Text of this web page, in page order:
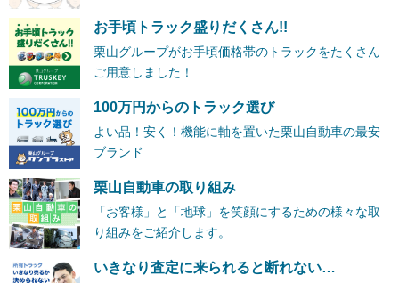
お手頃トラック盛りだくさん!!
栗山グループがお手頃価格帯のトラックをたくさん
ご用意しました！
100万円からのトラック選び
よい品！安く！機能に軸を置いた栗山自動車の最安
ブランド
栗山自動車の取り組み
「お客様」と「地球」を笑顔にするための様々な取
り組みをご紹介します。
いきなり査定に来られると断れない…